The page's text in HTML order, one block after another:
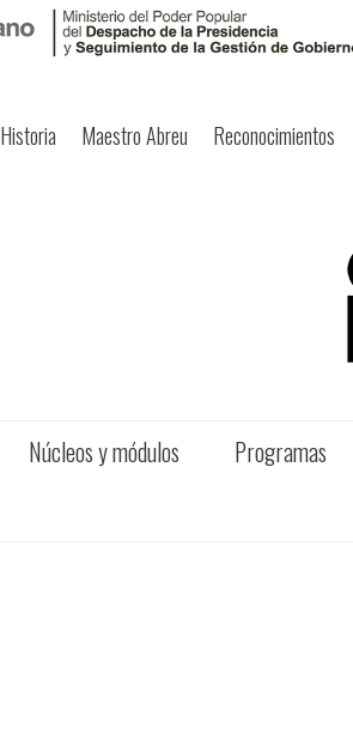
Historia Maestro Abreu Reconocimientos
Núcleos y módulos Programas